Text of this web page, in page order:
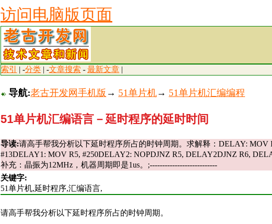
访问电脑版页面
索引 | -分类 | -文章搜索 - 最新文章 |
导航:老古开发网手机版 → 51单片机→ 51单片机汇编编程
51单片机汇编语言－延时程序的延时时间
导读:请高手帮我分析以下延时程序所占的时钟周期。求解释：DELAY: MOV
#13DELAY1: MOV R5, #250DELAY2: NOPDJNZ R5, DELAY2DJNZ R6,
补充：晶振为12MHz，机器周期即是1us。;---------------------------
关键字:
51单片机,延时程序,汇编语言,
请高手帮我分析以下延时程序所占的时钟周期。